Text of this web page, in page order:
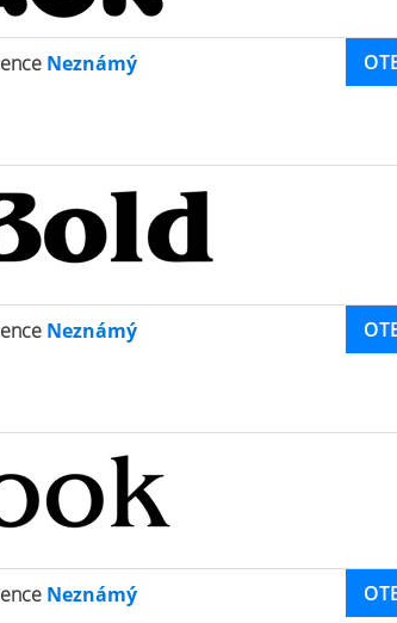
Neznámý
Neznámý
Neznámý